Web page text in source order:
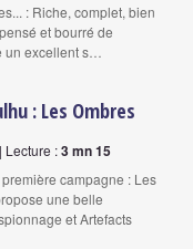
: Riche, complet, bien
et bourré de
excellent s…
: Les Ombres
| Lecture :3 mn 15
campagne : Les
une belle
et Artefacts